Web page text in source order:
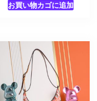
お買い物カゴに追加